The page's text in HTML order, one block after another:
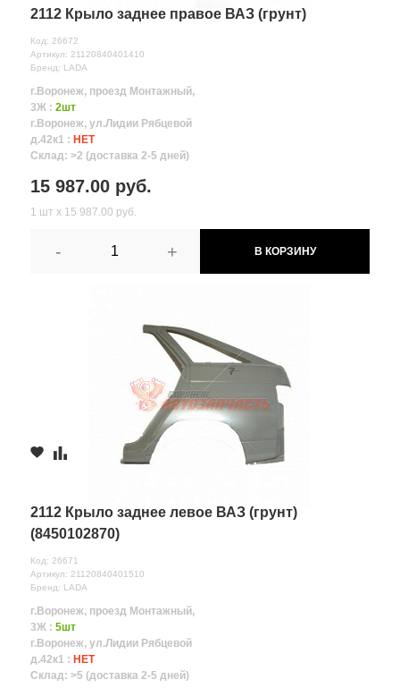
2112 Крыло заднее правое ВАЗ (грунт)
Код: 26672
Артикул: 21120840401410
Бренд: LADA
г.Воронеж, проезд Монтажный,
3Ж : 2шт
г.Воронеж, ул.Лидии Рябцевой
д.42к1 : НЕТ
Склад: >2 (доставка 2-5 дней)
15 987.00 руб.
1 шт х 15 987.00 руб.
- + В КОРЗИНУ
2112 Крыло заднее левое ВАЗ (грунт)
(8450102870)
Код: 26671
Артикул: 21120840401510
Бренд: LADA
г.Воронеж, проезд Монтажный,
3Ж : 5шт
г.Воронеж, ул.Лидии Рябцевой
д.42к1 : НЕТ
Склад: >5 (доставка 2-5 дней)